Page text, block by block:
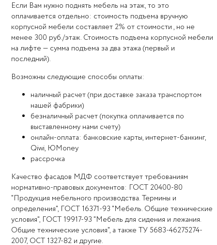
Если Вам нужно поднять мебель на этаж, то это
оплачивается отдельно: стоимость подъема вручную
корпусной мебели составляет 2% от стоимости , но не
менее 300 руб./этаж. Стоимость подъема корпусной мебели
на лифте — сумма подъема за два этажа (первый и
последний).
Возможны следующие способы оплаты:
наличный расчет (при доставке заказа транспортом
нашей фабрики)
безналичный расчет (покупка оплачивается по
выставленному нами счету)
онлайн-оплата: банковские карты, интернет-банкинг,
Qiwi, ЮMoney
рассрочка
Качество фасадов МДФ соответствует требованиям
нормативно-правовых документов: ГОСТ 20400-80
"Продукция мебельного производства. Термины и
определения", ГОСТ 16371-93 "Мебель. Общие технические
условия", ГОСТ 19917-93 "Мебель для сидения и лежания.
Общие технические условия", а также ТУ 5683-46275274-
2007, ОСТ 1327-82 и другие.